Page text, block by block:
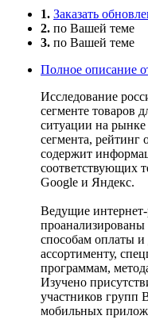
1. Заказать
2. по Вашей теме
3. по Вашей теме
Полное описание
Исследование
сегменте товаров
ситуации на рынке
сегмента, рейтинг
содержит
соответствующих
Google и Яндекс.
Ведущие интернет-
способам оплаты и
ассортименту,
программам,
Изучено
участников групп
мобильных